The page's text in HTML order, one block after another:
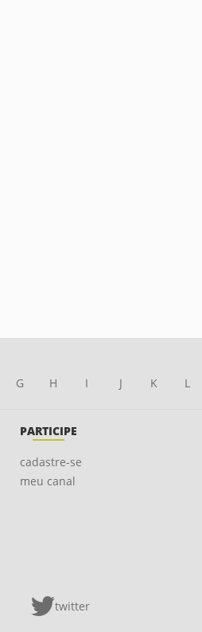
G H I J K L
PARTICIPE
cadastre-se
meu canal
twitter